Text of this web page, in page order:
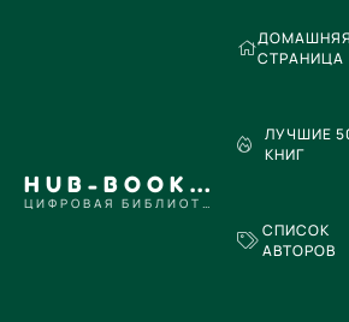
HUB-BOOKS.COM
ЦИФРОВАЯ БИБЛИОТЕКА
ДОМАШНЯЯ
СТРАНИЦА
ЛУЧШИЕ
КНИГ
СПИСОК
АВТОРОВ